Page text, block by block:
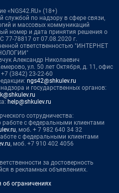
«NGS42.RU» (18+)
службой по надзору в сфере связи,
и массовых коммуникаций
номер и дата принятия решения о
77-78817 от 07.08.2020 г.
ответственностью "ИНТЕРНЕТ
Александр Николаевич
ул. 50 лет Октября, д. 11, офис
(3842) 23-22-60
ngs42@shkulev.ru
и государственных органов:
help@shkulev.ru
сотрудничества:
с федеральными клиентами
, моб. + 7 982 640 34 32
с федеральными клиентами
, моб. +7 910 402 4056
за достоверность
в рекламных объявлениях.
ограничениях